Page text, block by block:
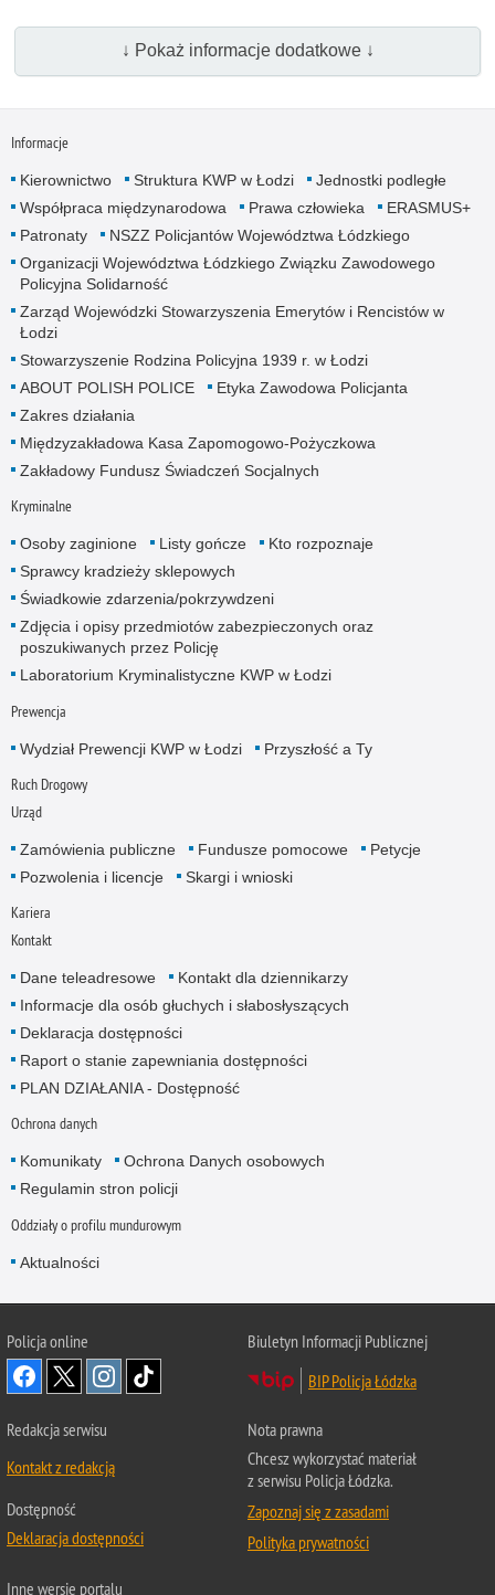
↓ Pokaż informacje dodatkowe ↓
Informacje
Kierownictwo Struktura KWP w Łodzi
Jednostki podległe
Współpraca międzynarodowa
Prawa człowieka
ERASMUS+
Patronaty
NSZZ Policjantów Województwa Łódzkiego
Organizacji Województwa Łódzkiego Związku Zawodowego
Policyjna Solidarność
Zarząd Wojewódzki Stowarzyszenia Emerytów i Rencistów w
Łodzi
Stowarzyszenie Rodzina Policyjna 1939 r. w Łodzi
ABOUT POLISH POLICE
Etyka Zawodowa Policjanta
Zakres działania
Międzyzakładowa Kasa Zapomogowo-Pożyczkowa
Zakładowy Fundusz Świadczeń Socjalnych
Kryminalne
Osoby zaginione Listy gończe
Kto rozpoznaje
Sprawcy kradzieży sklepowych
Świadkowie zdarzenia/pokrzywdzeni
Zdjęcia i opisy przedmiotów zabezpieczonych oraz
poszukiwanych przez Policję
Laboratorium Kryminalistyczne KWP w Łodzi
Prewencja
Wydział Prewencji KWP w Łodzi Przyszłość a Ty
Ruch Drogowy
Urząd
Zamówienia publiczne Fundusze pomocowe
Petycje
Pozwolenia i licencje
Skargi i wnioski
Kariera
Kontakt
Dane teleadresowe
Kontakt dla dziennikarzy
Informacje dla osób głuchych i słabosłyszących
Deklaracja dostępności
Raport o stanie zapewniania dostępności
PLAN DZIAŁANIA - Dostępność
Ochrona danych
Komunikaty
Ochrona Danych osobowych
Regulamin stron policji
Oddziały o profilu mundurowym
Aktualności
Policja online
Biuletyn Informacji Publicznej
BIP Policja Łódzka
Redakcja serwisu
Kontakt z redakcją
Dostępność
Deklaracja dostępności
Nota prawna
Chcesz wykorzystać materiał
z serwisu Policja Łódzka.
Zapoznaj się z zasadami
Polityka prywatności
Inne wersje portalu